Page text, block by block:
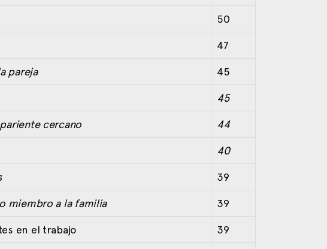
50
47
pareja 45
45
cercano 44
40
39
miembro a la familia 39
en el trabajo 39